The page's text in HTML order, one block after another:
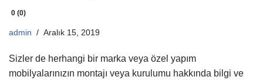
0 (0)
admin Aralık 15, 2019
Sizler de herhangi bir marka veya özel yapım
mobilyalarınızın montajı veya kurulumu hakkında bilgi ve